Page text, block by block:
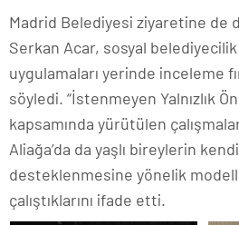
Madrid Belediyesi ziyaretine de
Serkan Acar, sosyal belediyecilik
uygulamaları yerinde inceleme
söyledi. “İstenmeyen Yalnızlık
kapsamında yürütülen
Aliağa’da da yaşlı bireylerin
desteklenmesine yönelik
çalıştıklarını ifade etti.